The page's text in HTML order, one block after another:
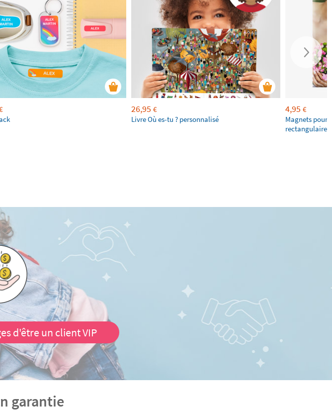
26,95 €
Livre Où es-tu ? personnalisé
4,95 €
Magnets pour
rectangulaires
d'être un client VIP
garantie